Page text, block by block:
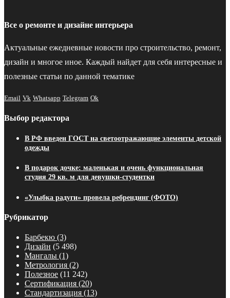
Все о ремонте и дизайне интерьера
Актуальные ежедневные новости про строительство, ремонт,
дизайн и многое иное. Каждый найдет для себя интересные и
полезные статьи по данной тематике
Email Vk Whatsapp Telegram Ok
Выбор редактора
В РФ введен ГОСТ на светоотражающие элементы детской
одежды
В подарок дочке: маленькая и очень функциональная
студия 29 кв. м для девушки-студентки
«Улыбка радуги» провела ребрендинг (ФОТО)
Рубрикатор
Барбекю (3)
Дизайн (5 498)
Мангалы (1)
Метрология (2)
Полезное (11 242)
Сертификация (20)
Стандартизация (13)